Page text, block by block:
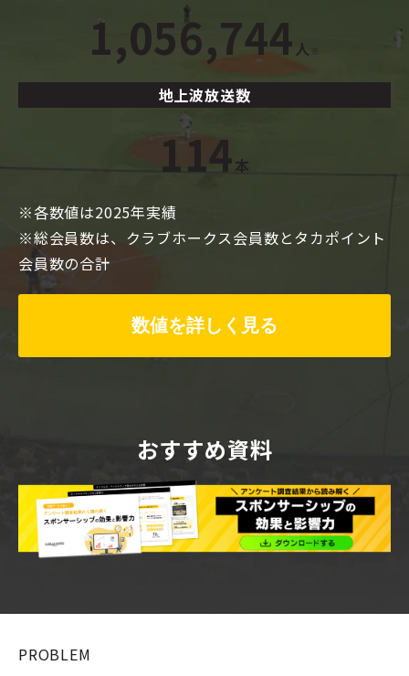
1,056,744人
地上波放送数
114本
※各数値は2025年実績
※総会員数は、クラブホークス会員数とタカポイント
会員数の合計
数値を詳しく見る
おすすめ資料
PROBLEM